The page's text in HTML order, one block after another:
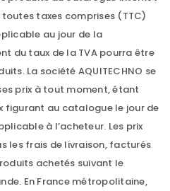
taxes comprises (TTC)
au jour de la
du taux de la TVA pourra être
La société AQUITECHNO se
prix à tout moment, étant
figurant au catalogue le jour de
à l’acheteur. Les prix
les frais de livraison, facturés
achetés suivant le
En France métropolitaine,